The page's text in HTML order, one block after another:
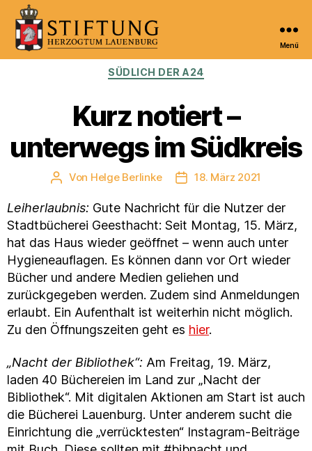
Kulturportal
Menü
Kategorien
SÜDLICH DER A24
Kurz notiert –
unterwegs im Südkreis
Beitragsautor
Von Helge Berlinke Veröffentlichungsdatum
18. März 2021
Leiherlaubnis: Gute Nachricht für die Nutzer der
Stadtbücherei Geesthacht: Seit Montag, 15. März,
hat das Haus wieder geöffnet – wenn auch unter
Hygieneauflagen. Es können dann vor Ort wieder
Bücher und andere Medien geliehen und
zurückgegeben werden. Zudem sind Anmeldungen
erlaubt. Ein Aufenthalt ist weiterhin nicht möglich.
Zu den Öffnungszeiten geht es hier.
„Nacht der Bibliothek“: Am Freitag, 19. März,
laden 40 Büchereien im Land zur „Nacht der
Bibliothek“. Mit digitalen Aktionen am Start ist auch
die Bücherei Lauenburg. Unter anderem sucht die
Einrichtung die „verrücktesten“ Instagram-Beiträge